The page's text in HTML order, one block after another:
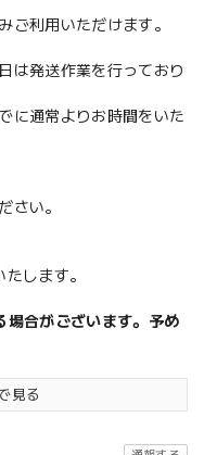
ご利用いただけます。
は発送作業を行っており
に通常よりお時間をいた
さい。
します。
場合がございます。予め
見る